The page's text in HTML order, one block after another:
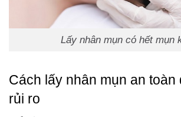
Lấy nhân mụn có hết mụn
Cách lấy nhân mụn an toàn
rủi ro